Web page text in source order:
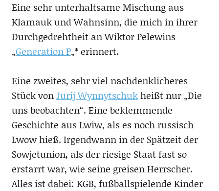
Eine sehr unterhaltsame Mischung aus
Klamauk und Wahnsinn, die mich in ihrer
Durchgedrehtheit an Wiktor Pelewins
„Generation P„* erinnert.
Eine zweites, sehr viel nachdenklicheres
Stück vonJurij Wynnytschukheißt nur „Die
uns beobachten“. Eine beklemmende
Geschichte aus Lwiw, als es noch russisch
Lwow hieß. Irgendwann in der Spätzeit der
Sowjetunion, als der riesige Staat fast so
erstarrt war, wie seine greisen Herrscher.
Alles ist dabei: KGB, fußballspielende Kinder